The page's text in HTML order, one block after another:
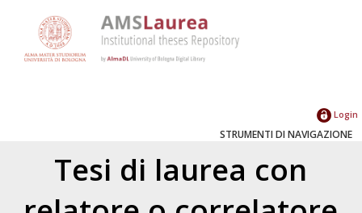
Login
STRUMENTI DI NAVIGAZIONE
Tesi di laurea con